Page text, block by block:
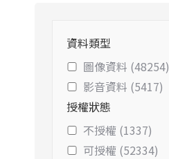
資料類型
圖像資料 (48254)
影音資料 (5417)
授權狀態
不授權 (1337)
可授權 (52334)